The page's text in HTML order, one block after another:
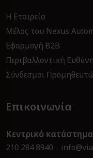
Η Εταιρεία
Μέλος του Nexus
Εφαρμογή B2Β
Περιβαλλοντική Ευθύνη
Σύνδεσμοι
Επικοινωνία
Κεντρικό
210 284 8940